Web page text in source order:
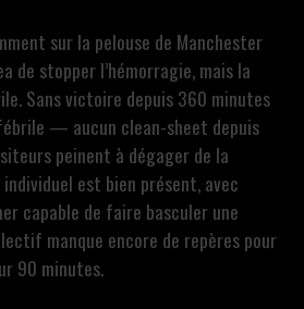
sur la pelouse de Manchester
de stopper l’hémorragie, mais la
Sans victoire depuis 360 minutes
— aucun clean-sheet depuis
peinent à dégager de la
est bien présent, avec
capable de faire basculer une
manque encore de repères pour
90 minutes.